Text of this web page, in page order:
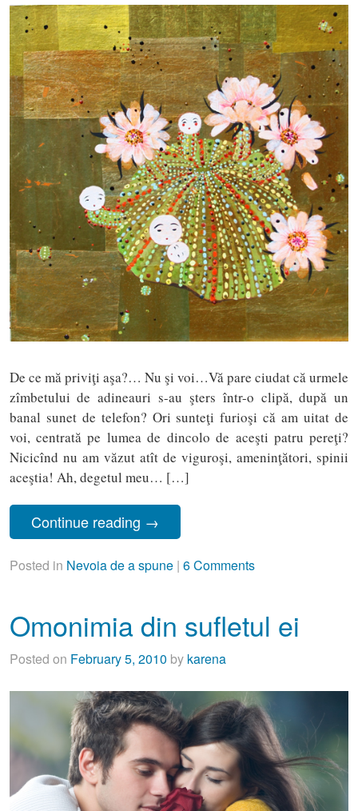
De ce mă priviţi aşa?… Nu şi voi…Vă pare ciudat că urmele
zîmbetului de adineauri s-au şters într-o clipă, după un
banal sunet de telefon? Ori sunteţi furioşi că am uitat de
voi, centrată pe lumea de dincolo de aceşti patru pereţi?
Nicicînd nu am văzut atît de viguroşi, ameninţători, spinii
aceştia! Ah, degetul meu… […]
Continue reading →
Posted in Nevoia de a spune | 6 Comments
Omonimia din sufletul ei
Posted on February 5, 2010 by karena